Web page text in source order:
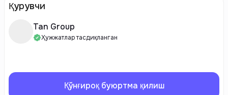
Қурувчи
Tan Group
Ҳужжатлар тасдиқланган
Қўнғироқ буюртма қилиш